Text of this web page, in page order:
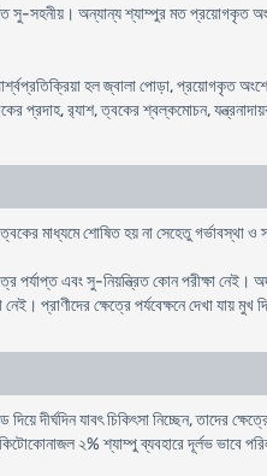
সু-সহনীয়। অন্যান্য শ্যাম্পুর মত প্রয়োগকৃত
হল জ্বালা পোড়া, প্রয়োগকৃত
প্রদাহ, র‍্যাশ, ত্বকের শ্বল্কমোচন,
মাধ্যমে শোষিত হয় না সেহেতু গর্ভাবস্থা
পর্যাপ্ত এবং সু-নিয়ন্ত্রিত কোন পরীক্ষা
নেই। প্রাণীদের ক্ষেত্রে পর্যবেক্ষনে দেখা
দীর্ঘদিন যাবৎ চিকিৎসা নিচ্ছেন, তাদের
২% শ্যাম্পু ব্যবহারে দূর্লভ ভাবে